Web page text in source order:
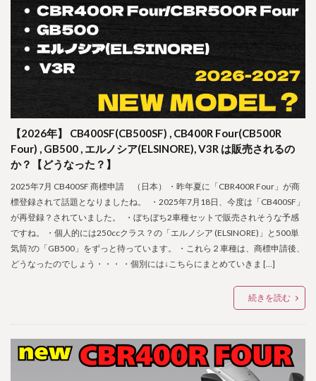
【2026年】 CB400SF(CB500SF) , CB400R Four(CB500R
Four) , GB500 , エルノシア(ELSINORE), V3R は販売されるの
か？【どうなった？】
2025年7月 CB400SF 商標申請 （日本） ・昨年夏に「CBR400R Four」が商
標登録されて話題となりましたね。 ・2025年7月18日、今度は「CB400SF」
が再登録？されていました。 ・ぼちぼち2車種セットで販売されそうな予感
ですね。 ・個人的には250ccクラス？の「エルノシア (ELSINORE)」と500単
気筒?の「GB500」をずっと待っています。 ・これら２車種は、商標申請後、
どうなったのでしょう・・・ ・個別には↓こちらにまとめていきま […]
続きを読む